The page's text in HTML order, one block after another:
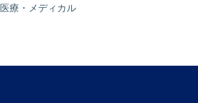
医療・メディカル